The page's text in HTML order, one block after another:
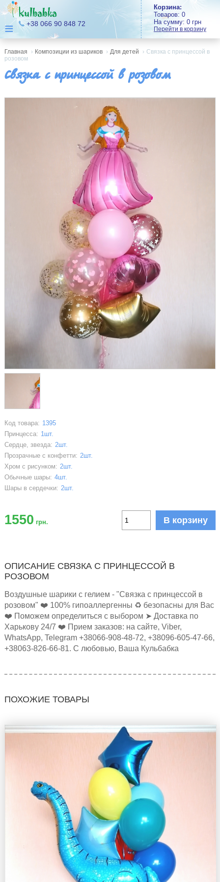
≡ +38 066 90 848 72
Корзина:
Товаров: 0
На сумму: 0 грн
Перейти в корзину
Главная › Композиции из шариков › Для детей › Связка с принцессой в
розовом
Связка с принцессой в розовом
Код товара: 1395
Принцесса: 1шт.
Сердце, звезда: 2шт.
Прозрачные с конфетти: 2шт.
Хром с рисунком: 2шт.
Обычные шары: 4шт.
Шары в сердечки: 2шт.
1550 грн. В корзину
ОПИСАНИЕ СВЯЗКА С ПРИНЦЕССОЙ В
РОЗОВОМ
Воздушные шарики с гелием - "Связка с принцессой в
розовом" ❤️ 100% гипоаллергенны ♻️ безопасны для Вас
❤️ Поможем определиться с выбором ➤ Доставка по
Харькову 24/7 ❤️ Прием заказов: на сайте, Viber,
WhatsApp, Telegram +38066-908-48-72, +38096-605-47-66,
+38063-826-66-81. С любовью, Ваша Кульбабка
ПОХОЖИЕ ТОВАРЫ